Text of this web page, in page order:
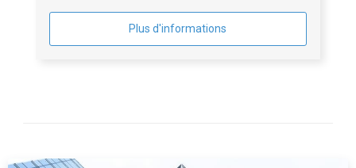
Plus d'informations